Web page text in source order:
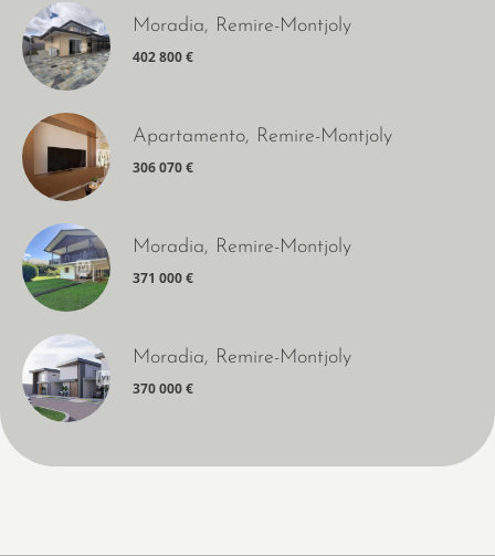
Moradia, Remire-Montjoly
402 800 €
Apartamento, Remire-Montjoly
306 070 €
Moradia, Remire-Montjoly
371 000 €
Moradia, Remire-Montjoly
370 000 €